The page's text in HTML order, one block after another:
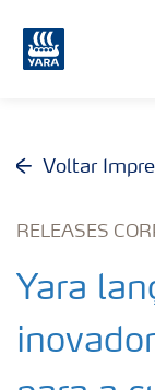
Voltar
RELEASES
Yara